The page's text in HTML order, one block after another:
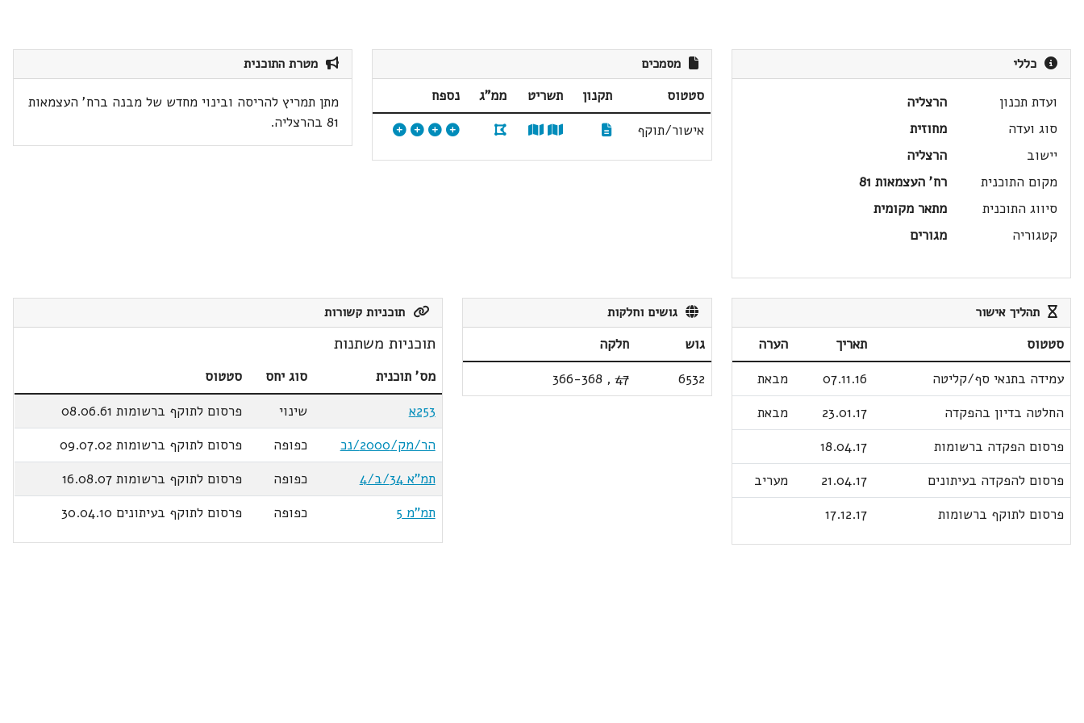
כללי
ועדת תכנון
הרצליה
סוג ועדה
מחוזית
יישוב
הרצליה
מקום התוכנית
רח' העצמאות 81
סיווג התוכנית
מתאר מקומית
קטגוריה
מגורים
מסמכים
סטטוס תקנון תשריט ממ"ג
נספח
אישור/תוקף
מטרת התוכנית
מתן תמריץ להריסה ובינוי מחדש של מבנה ברח' העצמאות
81 בהרצליה.
תהליך אישור
סטטוס תאריך
הערה
עמידה בתנאי סף/קליטה
07.11.16
מבאת
החלטה בדיון בהפקדה
23.01.17
מבאת
פרסום הפקדה ברשומות
18.04.17
פרסום להפקדה בעיתונים
21.04.17
מעריב
פרסום לתוקף ברשומות
17.12.17
גושים וחלקות
גוש
חלקה
6532
47
,
366-368
תוכניות קשורות
תוכניות משתנות
מס' תוכנית סוג יחס
סטטוס
253א
שינוי
פרסום לתוקף ברשומות 08.06.61
הר/מק/2000/נכ
כפופה
פרסום לתוקף ברשומות 09.07.02
תמ"א 34/ב/4
כפופה
פרסום לתוקף ברשומות 16.08.07
תמ"מ 5
כפופה פרסום לתוקף בעיתונים 30.04.10